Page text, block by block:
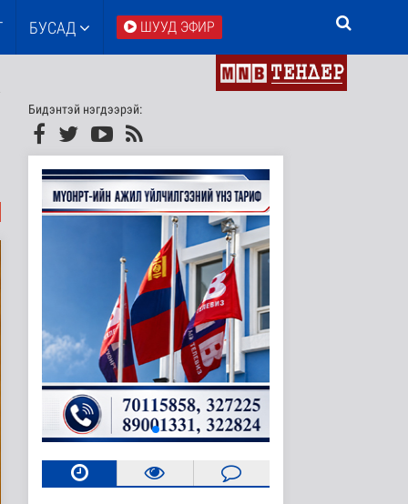
БУСАД ШУУД ЭФИР
Бидэнтэй нэгдээрэй: